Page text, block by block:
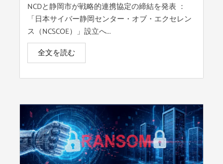
NCDと静岡市が戦略的連携協定の締結を発表 ：
「日本サイバー静岡センター・オブ・エクセレン
ス（NCSCOE）」設立へ...
全文を読む